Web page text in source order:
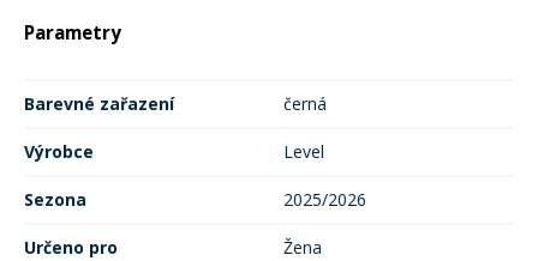
Parametry
Barevné zařazení černá
Výrobce Level
Sezona 2025/2026
Určeno pro Žena